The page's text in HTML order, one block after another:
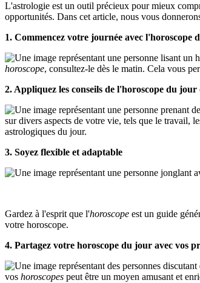
L'astrologie est un outil précieux pour mieux
opportunités. Dans cet article, nous vous
1. Commencez votre journée avec l'horoscope
horoscope, consultez-le dès le matin. Cela vous
2. Appliquez les conseils de l'horoscope du
sur divers aspects de votre vie, tels que le travail,
astrologiques du jour.
3. Soyez flexible et adaptable
Gardez à l'esprit que l'horoscope est un guide
votre horoscope.
4. Partagez votre horoscope du jour avec vos
vos horoscopes peut être un moyen amusant et